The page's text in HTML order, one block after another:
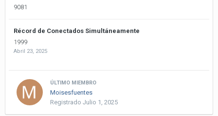
9081
Récord de Conectados Simultáneamente
1999
Abril 23, 2025
ÚLTIMO MIEMBRO
Moisesfuentes
Registrado Julio 1, 2025